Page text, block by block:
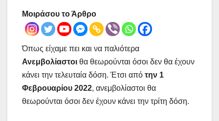
Μοιράσου το Άρθρο
Όπως είχαμε πει και να παλιότερα
Ανεμβολίαστοι θα θεωρούνται όσοι δεν θα έχουν
κάνει την τελευταία δόση. Έτσι από την 1
Φεβρουαρίου 2022, ανεμβολίαστοι θα
θεωρούνται όσοι δεν έχουν κάνει την τρίτη δόση.